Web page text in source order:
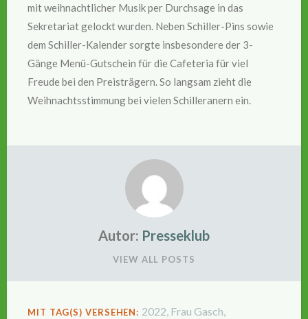
mit weihnachtlicher Musik per Durchsage in das
Sekretariat gelockt wurden. Neben Schiller-Pins sowie
dem Schiller-Kalender sorgte insbesondere der 3-
Gänge Menü-Gutschein für die Cafeteria für viel
Freude bei den Preisträgern. So langsam zieht die
Weihnachtsstimmung bei vielen Schilleranern ein.
Autor: Presseklub
VIEW ALL POSTS
MIT TAG(S) VERSEHEN: 2022, Frau Gasch,